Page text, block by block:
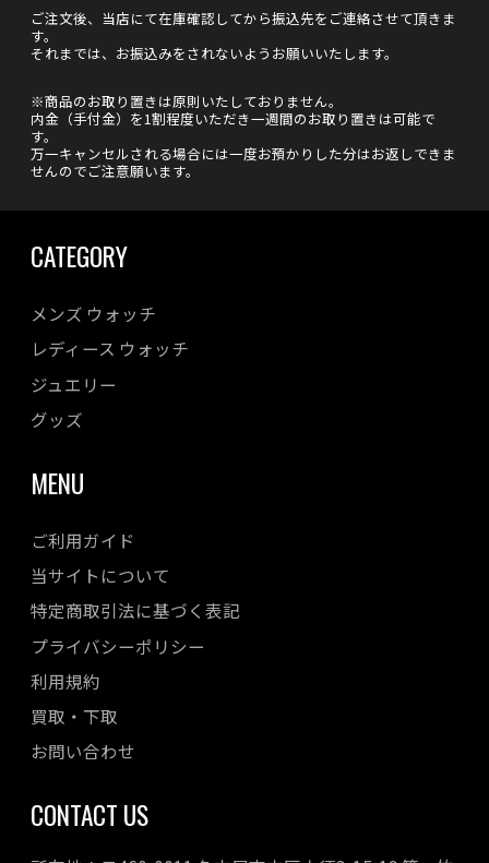
ご注文後、当店にて在庫確認してから振込先をご連絡させて頂きま
す。
それまでは、お振込みをされないようお願いいたします。
※商品のお取り置きは原則いたしておりません。
内金（手付金）を1割程度いただき一週間のお取り置きは可能で
す。
万一キャンセルされる場合には一度お預かりした分はお返しできま
せんのでご注意願います。
CATEGORY
メンズ ウォッチ
レディース ウォッチ
ジュエリー
グッズ
MENU
ご利用ガイド
当サイトについて
特定商取引法に基づく表記
プライバシーポリシー
利用規約
買取・下取
お問い合わせ
CONTACT US